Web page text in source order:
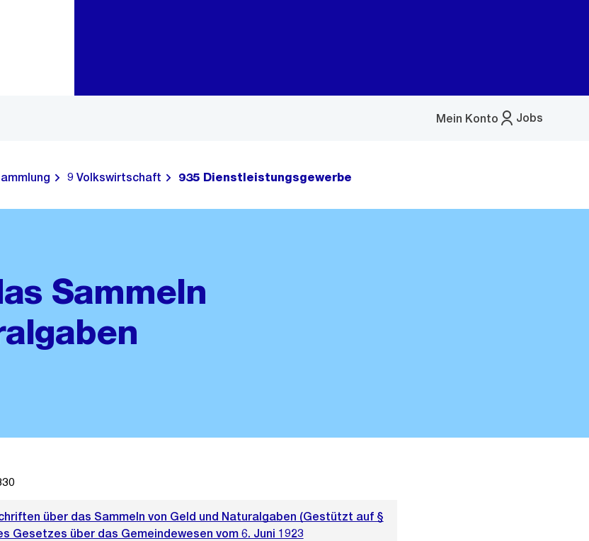
Jobs
Mein Konto
Menü
9 Volkswirtschaft 935 Dienstleistungsgewerbe
Sammeln
über das Sammeln von Geld und Naturalgaben (Gestützt auf §
Gesetzes über das Gemeindewesen vom 6. Juni 1923